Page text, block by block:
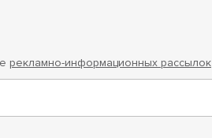
рекламно-информационных рассылок